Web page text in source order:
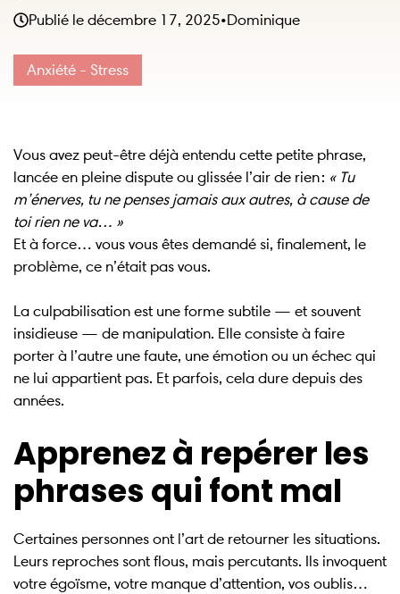
Publié le décembre 17, 2025•Dominique
Anxiété - Stress
Vous avez peut-être déjà entendu cette petite phrase,
lancée en pleine dispute ou glissée l’air de rien : « Tu
m’énerves, tu ne penses jamais aux autres, à cause de
toi rien ne va… »
Et à force… vous vous êtes demandé si, finalement, le
problème, ce n’était pas vous.
La culpabilisation est une forme subtile — et souvent
insidieuse — de manipulation. Elle consiste à faire
porter à l’autre une faute, une émotion ou un échec qui
ne lui appartient pas. Et parfois, cela dure depuis des
années.
Apprenez à repérer les
phrases qui font mal
Certaines personnes ont l’art de retourner les situations.
Leurs reproches sont flous, mais percutants. Ils invoquent
votre égoïsme, votre manque d’attention, vos oublis…